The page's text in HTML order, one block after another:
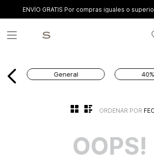
ENVÍO GRATIS Por compras iguales o
General
ORDENAR POR
OOPS!